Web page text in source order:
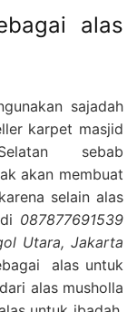
alas
sajadah
karpet masjid
sebab
akan membuat
selain alas
087877691539
Utara, Jakarta
alas untuk
alas musholla